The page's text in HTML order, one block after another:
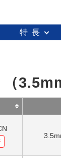
特 長